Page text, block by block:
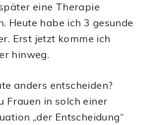
eine Therapie
Heute habe ich 3 gesunde
Erst jetzt komme ich
hinweg.
anders entscheiden?
Frauen in solch einer
„der Entscheidung“